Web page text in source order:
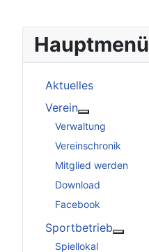
Hauptmenü
Aktuelles
Verein
Weitere
Verwaltung
Vereinschronik
Mitglied werden
Download
Facebook
Sportbetrieb
Spiellokal